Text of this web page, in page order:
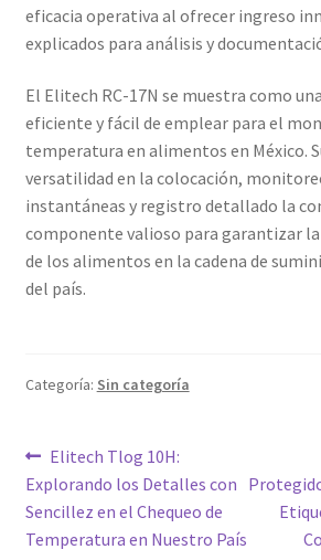
eficacia operativa al ofrecer ingreso
explicados para análisis y
El Elitech RC-17N se muestra como
eficiente y fácil de emplear para el
temperatura en alimentos en México.
versatilidad en la colocación,
instantáneas y registro detallado la
componente valioso para garantizar la
de los alimentos en la cadena de
del país.
Categoría: Sin categoría
Navegación
de
entradas
Entrada
anterior:
Elitech Tlog 10H:
Explorando los Detalles con
Sencillez en el Chequeo de
Temperatura en Nuestro País